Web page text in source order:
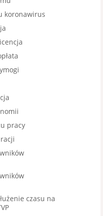
koronawirus
pracy
czasu na